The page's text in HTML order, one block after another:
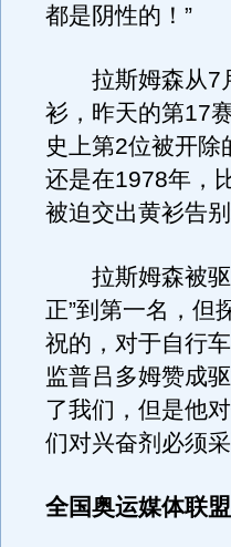
都是阴性的！”
拉斯姆森从7月
衫，昨天的第17
史上第2位被开
还是在1978年，
被迫交出黄衫告别
拉斯姆森被驱
正”到第一名，但
祝的，对于自行
监普吕多姆赞成
了我们，但是他
们对兴奋剂必须
全国奥运媒体联